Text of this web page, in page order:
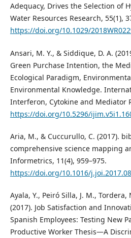
Adequacy, Drives the Selection of
Water Resources Research, 55(1),
https://doi.org/10.1029/
Ansari, M. Y., & Siddique, D. A.
Green Purchase Intention, the
Ecological Paradigm,
Environmental Knowledge.
Interferon, Cytokine and Mediator
https://doi.org/10.5296/
Aria, M., & Cuccurullo, C. (2017).
comprehensive science mapping
Informetrics, 11(4), 959–975.
https://doi.org/10.1016/
Ayala, Y., Peiró Silla, J. M., Tordera,
(2017). Job Satisfaction and
Spanish Employees: Testing New
Productive Worker Thesis—A